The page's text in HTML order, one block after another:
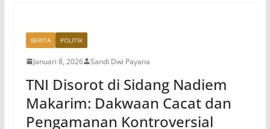
BERITA POLITIK
Januari 8, 2026 Sandi Dwi Payana
TNI Disorot di Sidang Nadiem
Makarim: Dakwaan Cacat dan
Pengamanan Kontroversial